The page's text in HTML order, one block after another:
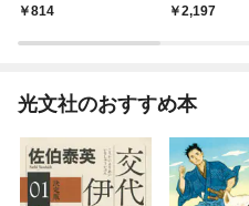
814 2,197
光文社のおすすめ本